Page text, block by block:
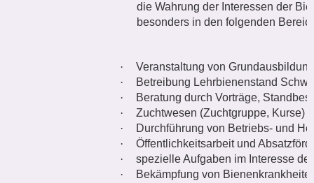
die Wahrung der Interessen der
besonders in den folgenden
·
Veranstaltung von
·
Betreibung Lehrbienenstand
·
Beratung durch Vorträge,
·
Zuchtwesen (Zuchtgruppe, Kurse)
·
Durchführung von Betriebs- und
·
Öffentlichkeitsarbeit und
·
spezielle Aufgaben im Interesse
·
Bekämpfung von